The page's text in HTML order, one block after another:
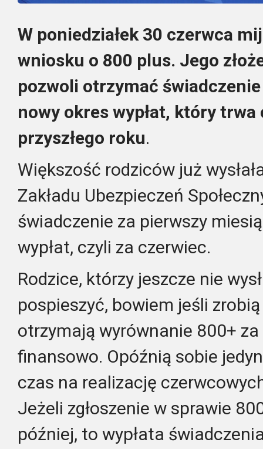
W poniedziałek 30 czerwca
wniosku o 800 plus. Jego
pozwoli otrzymać świadczenie
nowy okres wypłat, który
przyszłego roku.
Większość rodziców już
Zakładu Ubezpieczeń
świadczenie za pierwszy
wypłat, czyli za czerwiec.
Rodzice, którzy jeszcze nie
pospieszyć, bowiem jeśli
otrzymają wyrównanie 800+
finansowo. Opóźnią sobie
czas na realizację
Jeżeli zgłoszenie w sprawie
później, to wypłata